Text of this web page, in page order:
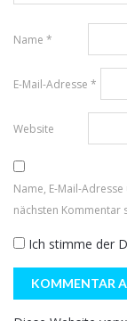
Name *
E-Mail-Adresse *
Website
Name, E-Mail-
nächsten Kommentar
Ich stimme der